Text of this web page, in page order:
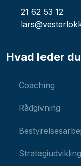
21 62 53 12
Hvad leder
Coaching​
Rådgivning
Strategiudvikling